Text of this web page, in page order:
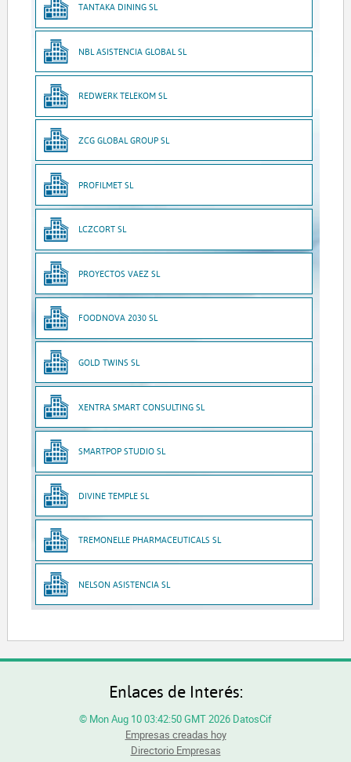
TANTAKA DINING SL
NBL ASISTENCIA GLOBAL SL
REDWERK TELEKOM SL
ZCG GLOBAL GROUP SL
PROFILMET SL
LCZCORT SL
PROYECTOS VAEZ SL
FOODNOVA 2030 SL
GOLD TWINS SL
XENTRA SMART CONSULTING SL
SMARTPOP STUDIO SL
DIVINE TEMPLE SL
TREMONELLE PHARMACEUTICALS SL
NELSON ASISTENCIA SL
Enlaces de Interés:
© Mon Aug 10 03:42:50 GMT 2026 DatosCif
Empresas creadas hoy
Directorio Empresas